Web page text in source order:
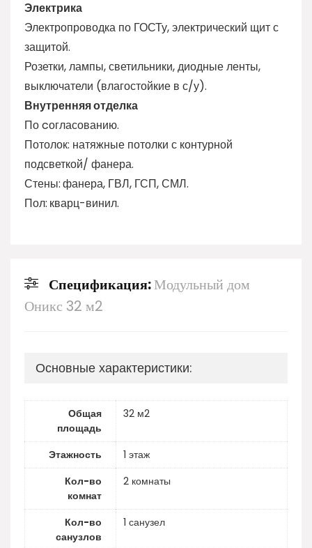
Электрика
Электропроводка по ГОСТу, электрический щит с
защитой.
Розетки, лампы, светильники, диодные ленты,
выключатели (влагостойкие в с/у).
Внутренняя отделка
По cогласованию.
Потолок: натяжные потолки с контурной
подсветкой/ фанера.
Стены:фанера, ГВЛ, ГСП, СМЛ.
Пол: кварц-винил.
Спецификация:Модульный дом
Оникс 32 м2
Основные характеристики:
Общая
площадь
32 м2
Этажность
1 этаж
Кол-во
комнат
2 комнаты
Кол-во
санузлов
1 санузел